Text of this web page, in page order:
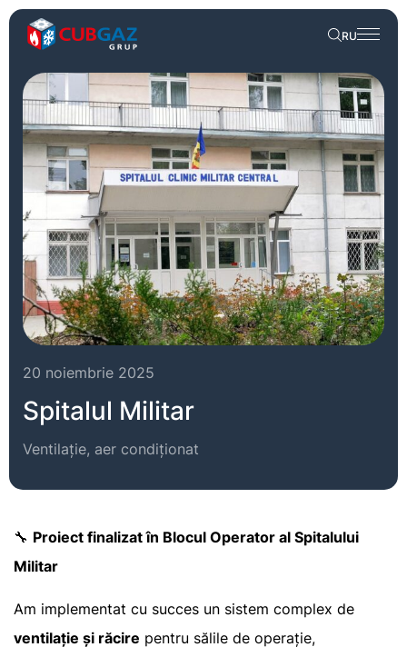
RU
20 noiembrie 2025
Spitalul Militar
Ventilație, aer condiționat
🔧 Proiect finalizat în Blocul Operator al Spitalului
Militar
Am implementat cu succes un sistem complex de
ventilație și răcire pentru sălile de operație,